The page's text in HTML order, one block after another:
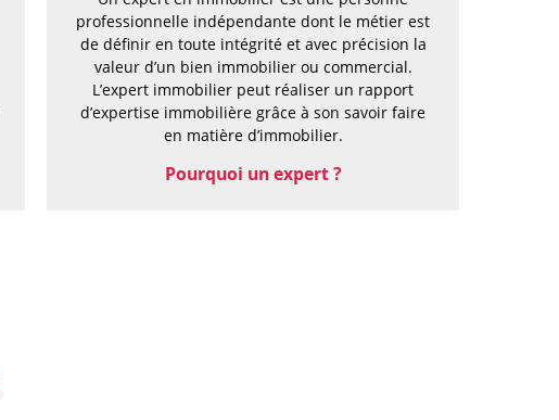
professionnelle indépendante dont le métier est
de définir en toute intégrité et avec précision la
valeur d’un bien immobilier ou commercial.
L’expert immobilier peut réaliser un rapport
d’expertise immobilière grâce à son savoir faire
en matière d’immobilier.
Pourquoi un expert ?